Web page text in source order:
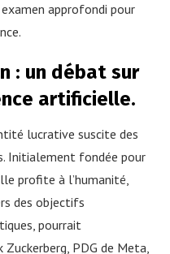
approfondi pour
: un débat sur
artificielle.
lucrative suscite des
Initialement fondée pour
profite à l’humanité,
des objectifs
pourrait
PDG de Meta,